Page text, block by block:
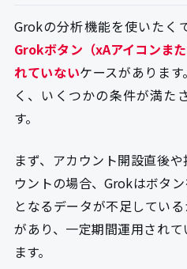
Grokの分析機能を使いたく
Grokボタン（xAアイコンま
れていないケースがありま
く、いくつかの条件が満た
す。
まず、アカウント開設直後
ウントの場合、Grokはボタ
となるデータが不足してい
があり、一定期間運用され
ます。